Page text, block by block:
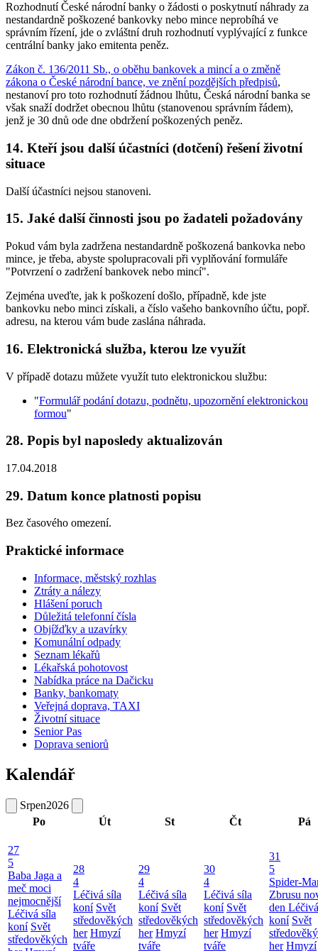
Rozhodnutí České národní banky o žádosti o poskytnutí náhrady za
nestandardně poškozené bankovky nebo mince neprobíhá ve
správním řízení, jde o zvláštní druh rozhodnutí vyplývající z funkce
centrální banky jako emitenta peněz.
Zákon č. 136/2011 Sb., o oběhu bankovek a mincí a o změně
zákona o České národní bance, ve znění pozdějších předpisů,
nestanoví pro toto rozhodnutí žádnou lhůtu, Česká národní banka se
však snaží dodržet obecnou lhůtu (stanovenou správním řádem),
jenž je 30 dnů ode dne obdržení poškozených peněz.
14. Kteří jsou další účastníci (dotčení) řešení životní
situace
Další účastníci nejsou stanoveni.
15. Jaké další činnosti jsou po žadateli požadovány
Pokud vám byla zadržena nestandardně poškozená bankovka nebo
mince, je třeba, abyste spolupracovali při vyplňování formuláře
"Potvrzení o zadržení bankovek nebo mincí".
Zejména uveďte, jak k poškození došlo, případně, kde jste
bankovku nebo minci získali, a číslo vašeho bankovního účtu, popř.
adresu, na kterou vám bude zaslána náhrada.
16. Elektronická služba, kterou lze využít
V případě dotazu můžete využít tuto elektronickou službu:
"Formulář podání dotazu, podnětu, upozornění elektronickou
formou"
28. Popis byl naposledy aktualizován
17.04.2018
29. Datum konce platnosti popisu
Bez časového omezení.
Praktické informace
Informace, městský rozhlas
Ztráty a nálezy
Hlášení poruch
Důležitá telefonní čísla
Objížďky a uzavírky
Komunální odpady
Seznam lékařů
Lékařská pohotovost
Nabídka práce na Dačicku
Banky, bankomaty
Veřejná doprava, TAXI
Životní situace
Senior Pas
Doprava seniorů
Kalendář
Srpen2026
Po
Út St Čt Pá
27
5
Baba Jaga a
meč moci
nejmocnější
Léčivá síla
koní Svět
středověkých
28
4
Léčivá síla
koní Svět
středověkých
her Hmyzí
tváře
29
4
Léčivá síla
koní Svět
středověkých
her Hmyzí
tváře
30
4
Léčivá síla
koní Svět
středověkých
her Hmyzí
tváře
31
5
Spider-
Zbrusu
den
koní Svět
her Hmyzí